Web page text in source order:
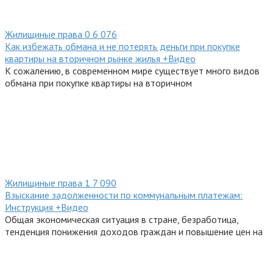
Жилищиные права 0 6 076
Как избежать обмана и не потерять деньги при покупке
квартиры на вторичном рынке жилья +Видео
К сожалению, в современном мире существует много видов
обмана при покупке квартиры на вторичном
Жилищиные права 1 7 090
Взыскание задолженности по коммунальным платежам:
Инструкция +Видео
Общая экономическая ситуация в стране, безработица,
тенденция понижения доходов граждан и повышение цен на